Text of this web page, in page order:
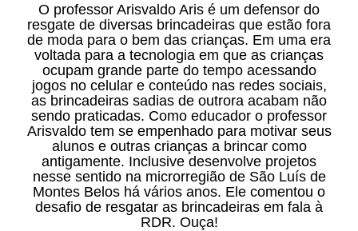
O professor Arisvaldo Aris é um defensor do
resgate de diversas brincadeiras que estão fora
de moda para o bem das crianças. Em uma era
voltada para a tecnologia em que as crianças
ocupam grande parte do tempo acessando
jogos no celular e conteúdo nas redes sociais,
as brincadeiras sadias de outrora acabam não
sendo praticadas. Como educador o professor
Arisvaldo tem se empenhado para motivar seus
alunos e outras crianças a brincar como
antigamente. Inclusive desenvolve projetos
nesse sentido na microrregião de São Luís de
Montes Belos há vários anos. Ele comentou o
desafio de resgatar as brincadeiras em fala à
RDR. Ouça!